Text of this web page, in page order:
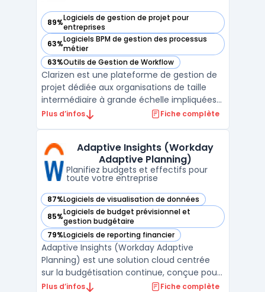
89%Logiciels de gestion de projet pour
entreprises
— voir Clarizen dans cette catégorie
63%Logiciels BPM de gestion des processus
métier
— voir Clarizen dans cette catégorie
63%Outils de Gestion de Workflow
— voir Clarizen dans cette catégorie
Clarizen est une plateforme de gestion de
projet dédiée aux organisations de taille
intermédiaire à grande échelle impliquées
dans la coordination de portefeuilles
des ressources et la visibilité sur l’état
d’avancement ...
Plus d’infos Fiche complète
Adaptive Insights (Workday
Adaptive Planning)
Planifiez budgets et effectifs pour
toute votre entreprise
87%Logiciels de visualisation de données
— voir Adaptive Insights (Workday Adaptive Planning)
85%Logiciels de budget prévisionnel et
gestion budgétaire
— voir Adaptive Insights (Workday Adaptive Planning)
79%Logiciels de reporting financier
— voir Adaptive Insights (Workday Adaptive Planning)
Adaptive Insights (Workday Adaptive
Planning) est une solution cloud centrée
sur la budgétisation continue, conçue pour
les équipes financières, RH et
Plus d’infos Fiche complète